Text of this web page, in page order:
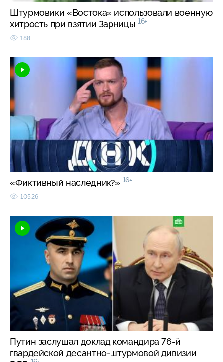
Штурмовики «Востока» использовали военную
хитрость при взятии Зарницы 16+
188
«Фиктивный наследник?» 16+
10526
Путин заслушал доклад командира 76-й
гвардейской десантно-штурмовой дивизии